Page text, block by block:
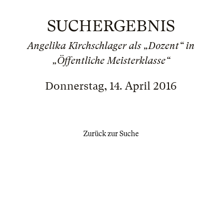
SUCHERGEBNIS
Angelika Kirchschlager als „Dozent“ in
„Öffentliche Meisterklasse“
Donnerstag, 14. April 2016
Zurück zur Suche